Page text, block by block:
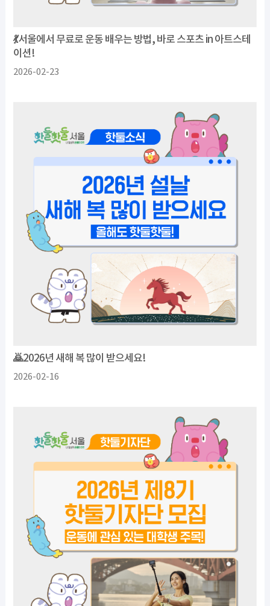
💃서울에서 무료로 운동 배우는 방법, 바로 스포츠 in 아트스테
이션!
2026-02-23
🙇2026년 새해 복 많이 받으세요!
2026-02-16